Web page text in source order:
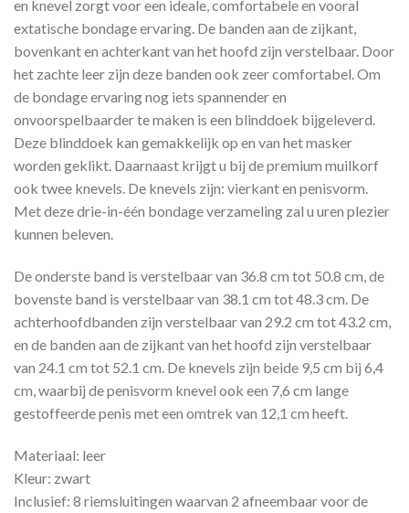
en knevel zorgt voor een ideale, comfortabele en vooral
extatische bondage ervaring. De banden aan de zijkant,
bovenkant en achterkant van het hoofd zijn verstelbaar. Door
het zachte leer zijn deze banden ook zeer comfortabel. Om
de bondage ervaring nog iets spannender en
onvoorspelbaarder te maken is een blinddoek bijgeleverd.
Deze blinddoek kan gemakkelijk op en van het masker
worden geklikt. Daarnaast krijgt u bij de premium muilkorf
ook twee knevels. De knevels zijn: vierkant en penisvorm.
Met deze drie-in-één bondage verzameling zal u uren plezier
kunnen beleven.
De onderste band is verstelbaar van 36.8 cm tot 50.8 cm, de
bovenste band is verstelbaar van 38.1 cm tot 48.3 cm. De
achterhoofdbanden zijn verstelbaar van 29.2 cm tot 43.2 cm,
en de banden aan de zijkant van het hoofd zijn verstelbaar
van 24.1 cm tot 52.1 cm. De knevels zijn beide 9,5 cm bij 6,4
cm, waarbij de penisvorm knevel ook een 7,6 cm lange
gestoffeerde penis met een omtrek van 12,1 cm heeft.
Materiaal: leer
Kleur: zwart
Inclusief: 8 riemsluitingen waarvan 2 afneembaar voor de